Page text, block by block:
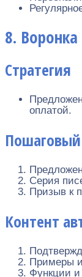
8.
Стратегия
оплатой.
Серия
Призыв к
Контент
Примеры
Функции